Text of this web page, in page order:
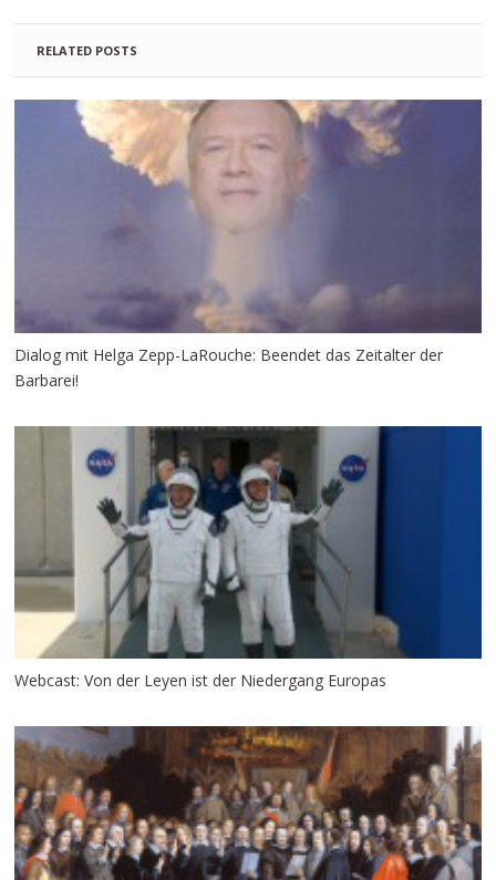
RELATED POSTS
Dialog mit Helga Zepp-LaRouche: Beendet das Zeitalter der
Barbarei!
Webcast: Von der Leyen ist der Niedergang Europas